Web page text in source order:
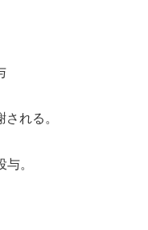
れる。
。